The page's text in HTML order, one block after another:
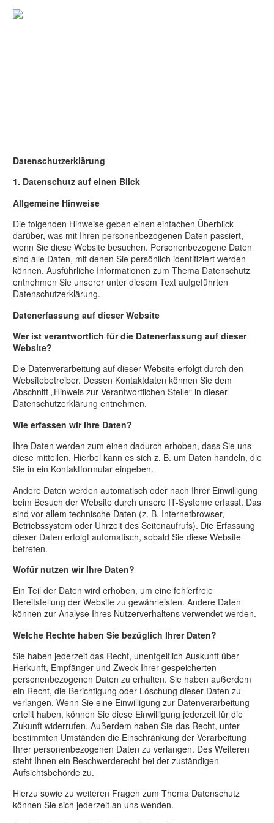
Datenschutz­erklärung
1. Datenschutz auf einen Blick
Allgemeine Hinweise
Die folgenden Hinweise geben einen einfachen Überblick
darüber, was mit Ihren personenbezogenen Daten passiert,
wenn Sie diese Website besuchen. Personenbezogene Daten
sind alle Daten, mit denen Sie persönlich identifiziert werden
können. Ausführliche Informationen zum Thema Datenschutz
entnehmen Sie unserer unter diesem Text aufgeführten
Datenschutzerklärung.
Datenerfassung auf dieser Website
Wer ist verantwortlich für die Datenerfassung auf dieser
Website?
Die Datenverarbeitung auf dieser Website erfolgt durch den
Websitebetreiber. Dessen Kontaktdaten können Sie dem
Abschnitt „Hinweis zur Verantwortlichen Stelle“ in dieser
Datenschutzerklärung entnehmen.
Wie erfassen wir Ihre Daten?
Ihre Daten werden zum einen dadurch erhoben, dass Sie uns
diese mitteilen. Hierbei kann es sich z. B. um Daten handeln, die
Sie in ein Kontaktformular eingeben.
Andere Daten werden automatisch oder nach Ihrer Einwilligung
beim Besuch der Website durch unsere IT-Systeme erfasst. Das
sind vor allem technische Daten (z. B. Internetbrowser,
Betriebssystem oder Uhrzeit des Seitenaufrufs). Die Erfassung
dieser Daten erfolgt automatisch, sobald Sie diese Website
betreten.
Wofür nutzen wir Ihre Daten?
Ein Teil der Daten wird erhoben, um eine fehlerfreie
Bereitstellung der Website zu gewährleisten. Andere Daten
können zur Analyse Ihres Nutzerverhaltens verwendet werden.
Welche Rechte haben Sie bezüglich Ihrer Daten?
Sie haben jederzeit das Recht, unentgeltlich Auskunft über
Herkunft, Empfänger und Zweck Ihrer gespeicherten
personenbezogenen Daten zu erhalten. Sie haben außerdem
ein Recht, die Berichtigung oder Löschung dieser Daten zu
verlangen. Wenn Sie eine Einwilligung zur Datenverarbeitung
erteilt haben, können Sie diese Einwilligung jederzeit für die
Zukunft widerrufen. Außerdem haben Sie das Recht, unter
bestimmten Umständen die Einschränkung der Verarbeitung
Ihrer personenbezogenen Daten zu verlangen. Des Weiteren
steht Ihnen ein Beschwerderecht bei der zuständigen
Aufsichtsbehörde zu.
Hierzu sowie zu weiteren Fragen zum Thema Datenschutz
können Sie sich jederzeit an uns wenden.